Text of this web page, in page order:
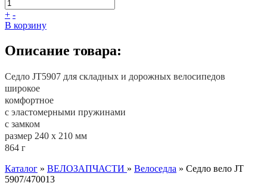
+ -
В корзину
Описание товара:
Седло JT5907 для складных и дорожных велосипедов
широкое
комфортное
с эластомерными пружинами
с замком
размер 240 х 210 мм
864 г
Каталог » ВЕЛОЗАПЧАСТИ » Велоседла » Седло вело JT
5907/470013